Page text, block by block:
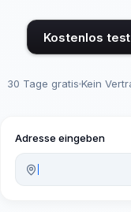
Kostenlos
30 Tage gratis Kein
Adresse eingeben